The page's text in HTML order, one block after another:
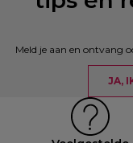
Meld je aan en ontvang
JA,